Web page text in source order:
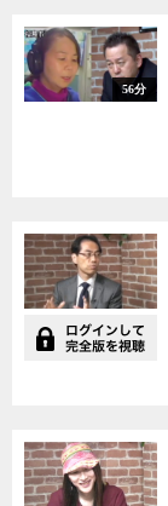
IAEA国際会議に福島の
住民が反発
56分
日本病の治し方
東京新聞が反原発路線を
突っ走れる理由